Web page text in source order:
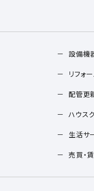
設備機
リフォ
配管更
ハウス
生活サ
売買・